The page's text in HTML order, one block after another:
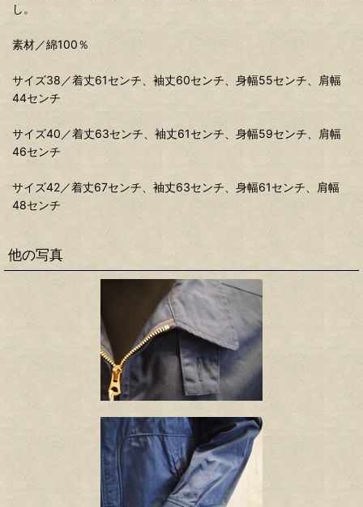
し。
素材／綿100％
サイズ38／着丈61センチ、袖丈60センチ、身幅55センチ、肩幅
44センチ
サイズ40／着丈63センチ、袖丈61センチ、身幅59センチ、肩幅
46センチ
サイズ42／着丈67センチ、袖丈63センチ、身幅61センチ、肩幅
48センチ
他の写真